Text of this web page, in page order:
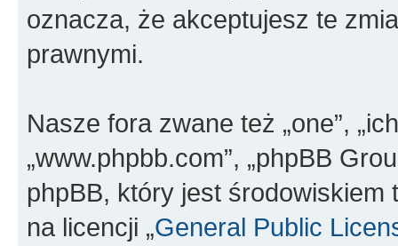
oznacza, że akceptujesz te
prawnymi.
Nasze fora zwane też „one”,
„www.phpbb.com”, „phpBB
phpBB, który jest
na licencji „General Public